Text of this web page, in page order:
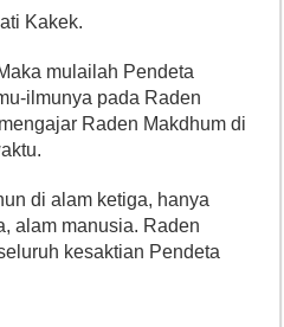
Kakek.
mulailah Pendeta
ilmunya pada Raden
Raden Makdhum di
di alam ketiga, hanya
alam manusia. Raden
kesaktian Pendeta